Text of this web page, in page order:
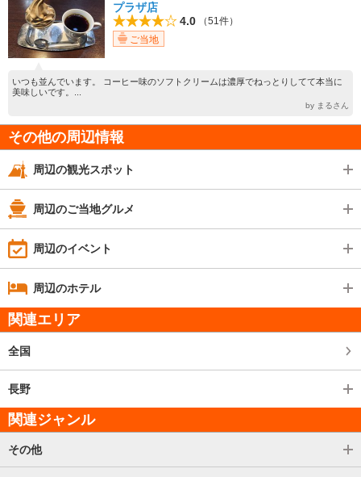
プラザ店
4.0
（51件）
ご当地
いつも並んでいます。 コーヒー味のソフトクリームは濃厚でねっとりしてて本当に
美味しいです。...
by まるさん
その他の周辺情報
周辺の観光スポット
周辺のご当地グルメ
周辺のイベント
周辺のホテル
関連エリア
全国
長野
関連ジャンル
その他